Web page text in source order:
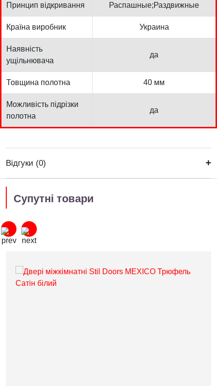
Принцип відкривання Распашные;Раздвижные
Країна виробник Украина
Наявність
ущільнювача
да
Товщина полотна 40 мм
Можливість підрізки
полотна
да
Відгуки (0)
Супутні товари